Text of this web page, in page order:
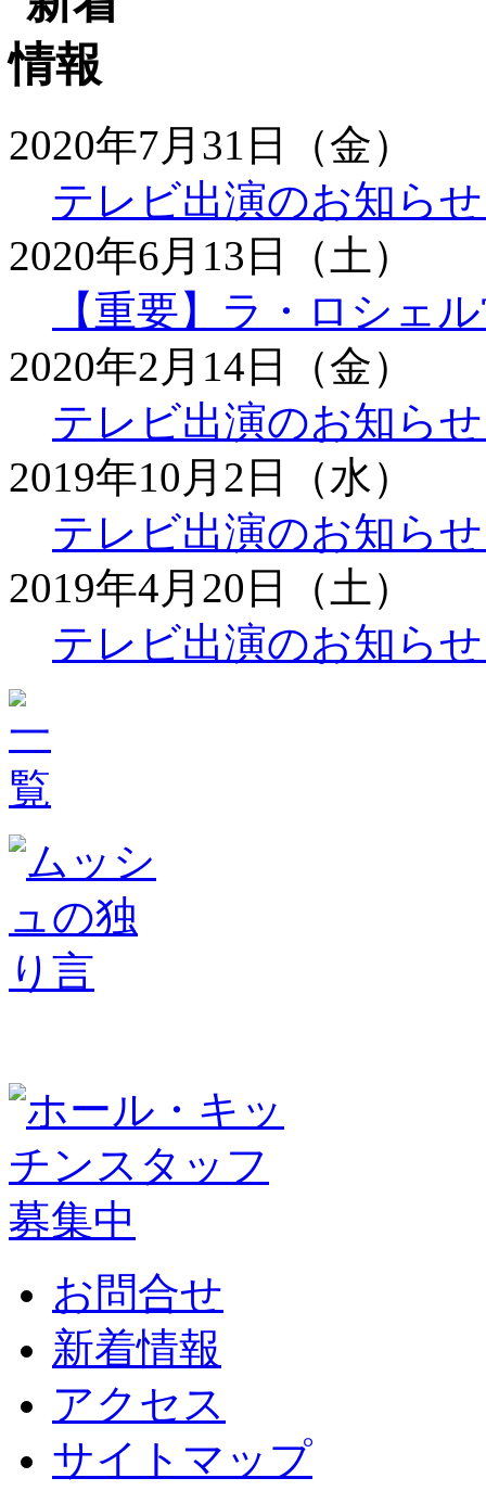
2020年7月31日（金）
テレビ出演のお知ら
2020年6月13日（土）
【重要】ラ・ロシェ
2020年2月14日（金）
テレビ出演のお知ら
2019年10月2日（水）
テレビ出演のお知ら
2019年4月20日（土）
テレビ出演のお知ら
お問合せ
新着情報
アクセス
サイトマップ